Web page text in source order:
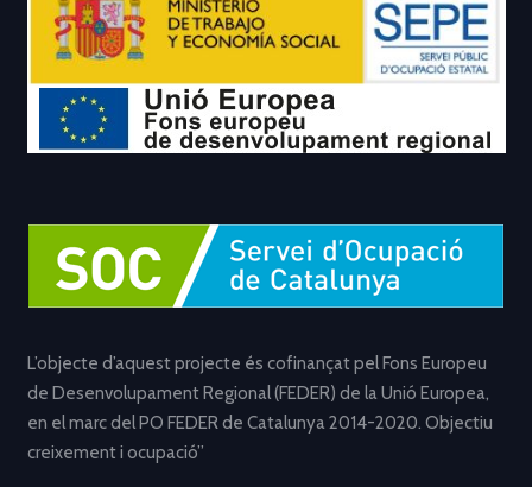
L’objecte d’aquest projecte és cofinançat pel Fons Europeu
de Desenvolupament Regional (FEDER) de la Unió Europea,
en el marc del PO FEDER de Catalunya 2014-2020. Objectiu
creixement i ocupació”